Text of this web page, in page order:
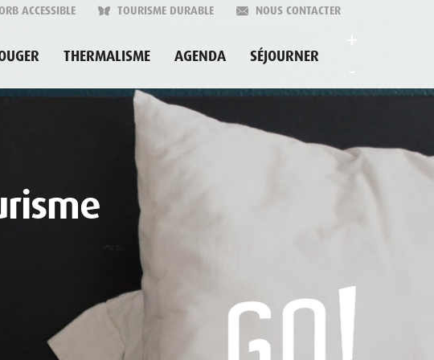
ACCESSIBLE TOURISME DURABLE NOUS CONTACTER
THERMALISME AGENDA SÉJOURNER